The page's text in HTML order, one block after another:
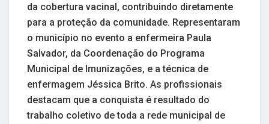
da cobertura vacinal, contribuindo diretamente
para a proteção da comunidade. Representaram
o município no evento a enfermeira Paula
Salvador, da Coordenação do Programa
Municipal de Imunizações, e a técnica de
enfermagem Jéssica Brito. As profissionais
destacam que a conquista é resultado do
trabalho coletivo de toda a rede municipal de